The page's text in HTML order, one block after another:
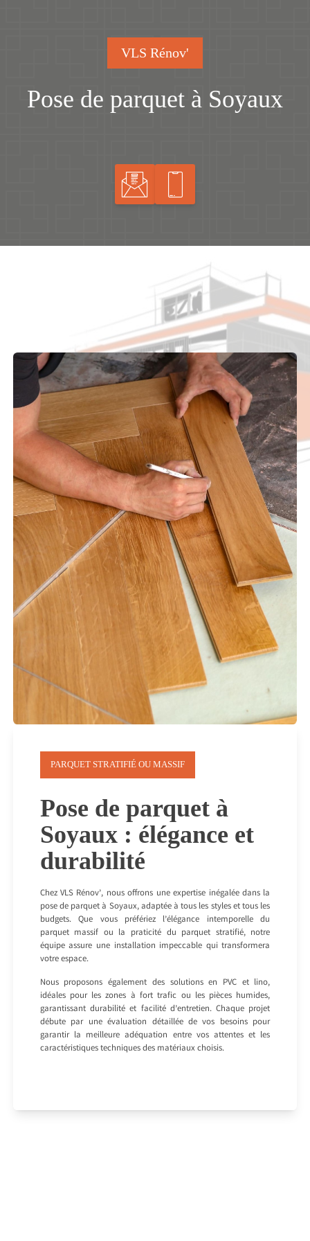
VLS Rénov'
Pose de parquet à Soyaux
PARQUET STRATIFIÉ OU MASSIF
Pose de parquet à
Soyaux : élégance et
durabilité
Chez VLS Rénov’, nous offrons une expertise inégalée dans la
pose de parquet à Soyaux, adaptée à tous les styles et tous les
budgets. Que vous préfériez l’élégance intemporelle du
parquet massif ou la praticité du parquet stratifié, notre
équipe assure une installation impeccable qui transformera
votre espace.
Nous proposons également des solutions en PVC et lino,
idéales pour les zones à fort trafic ou les pièces humides,
garantissant durabilité et facilité d’entretien. Chaque projet
débute par une évaluation détaillée de vos besoins pour
garantir la meilleure adéquation entre vos attentes et les
caractéristiques techniques des matériaux choisis.